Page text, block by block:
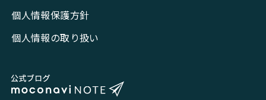
個人情報保護方針
個人情報の取り扱い